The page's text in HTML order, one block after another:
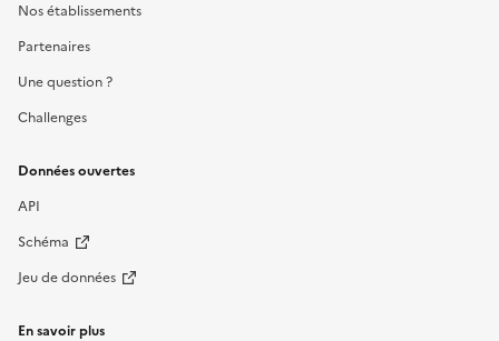
Nos établissements
Partenaires
Une question ?
Challenges
Données ouvertes
API
Schéma
Jeu de données
En savoir plus